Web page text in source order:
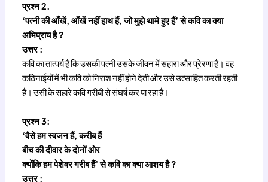
प्रश्न 2.
‘पत्नी की आँखें, आँखें नहीं हाथ हैं, जो मुझे थामे हुए हैं’ से कवि का क्या
अभिप्राय है ?
उत्तर :
कवि का तात्पर्य है कि उसकी पत्नी उसके जीवन में सहारा और प्रेरणा है। वह
कठिनाईयों में भी कवि को निराश नहीं होने देती और उसे उत्साहित करती रहती
है। उसी के सहारे कवि गरीबी से संघर्ष कर पा रहा है।
प्रश्न 3:
‘वैसे हम स्वजन हैं, करीब हैं
बीच की दीवार के दोनों ओर
क्योंकि हम पेशेवर गरीब हैं’ से कवि का क्या आशय है ?
उत्तर :